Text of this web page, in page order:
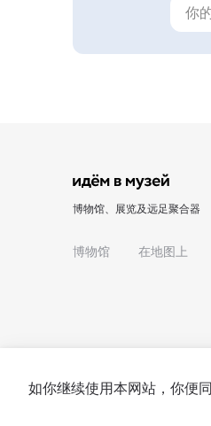
博物馆、展览及远足聚合器
博物馆 在地图上
如你继续使用本网站，你便